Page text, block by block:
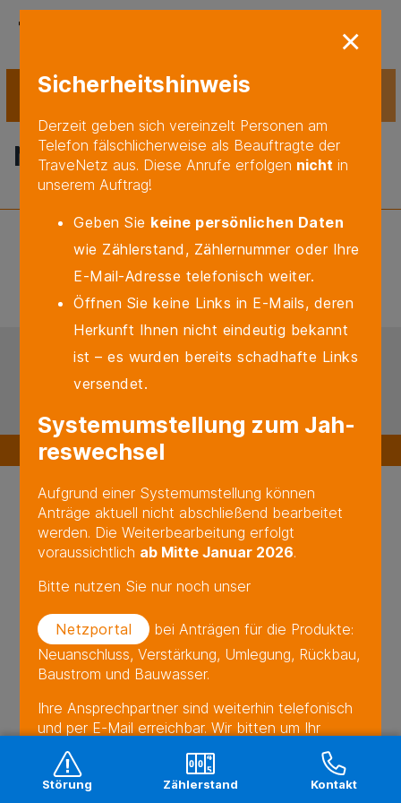
MENÜ
Störung Zählerstand Kontakt
Netz­prü­fung
IMPRESSUM
DISCLAIMER
SITEMAP
ZUM SEITENANFANG
Sicherheitshinweis
Derzeit geben sich vereinzelt Personen am
Telefon fälschlicherweise als Beauftragte der
TraveNetz aus. Diese Anrufe erfolgen nicht in
unserem Auftrag!
Geben Sie keine persönlichen Daten
wie Zählerstand, Zählernummer oder Ihre
E-Mail-Adresse telefonisch weiter.
Öffnen Sie keine Links in E-Mails, deren
Herkunft Ihnen nicht eindeutig bekannt
ist – es wurden bereits schadhafte Links
versendet.
Sys­tem­um­stel­lung zum Jah­
res­wech­sel
Aufgrund einer Systemumstellung können
Anträge aktuell nicht abschließend bearbeitet
werden. Die Weiterbearbeitung erfolgt
voraussichtlich ab Mitte Januar 2026.
Bitte nutzen Sie nur noch unser
Netzportal
bei Anträgen für die Produkte:
Neuanschluss, Verstärkung, Umlegung, Rückbau,
Baustrom und Bauwasser.
Ihre Ansprechpartner sind weiterhin telefonisch
und per E-Mail erreichbar. Wir bitten um Ihr
Verständnis!
×